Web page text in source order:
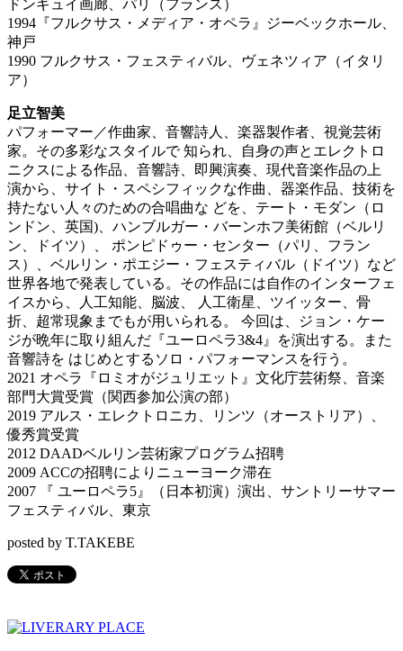
ドンギュイ画廊、パリ（フランス）
1994『フルクサス・メディア・オペラ』ジーベックホール、
神戸
1990 フルクサス・フェスティバル、ヴェネツィア（イタリ
ア）
足立智美
パフォーマー／作曲家、音響詩人、楽器製作者、視覚芸術
家。その多彩なスタイルで 知られ、自身の声とエレクトロ
ニクスによる作品、音響詩、即興演奏、現代音楽作品の上
演から、サイト・スペシフィックな作曲、器楽作品、技術を
持たない人々のための合唱曲な どを、テート・モダン（ロ
ンドン、英国)、ハンブルガー・バーンホフ美術館（ベルリ
ン、ドイツ）、 ポンピドゥー・センター（パリ、フラン
ス）、ベルリン・ポエジー・フェスティバル（ドイツ）など
世界各地で発表している。その作品には自作のインターフェ
イスから、人工知能、脳波、 人工衛星、ツイッター、骨
折、超常現象までもが用いられる。 今回は、ジョン・ケー
ジが晩年に取り組んだ『ユーロペラ3&4』を演出する。また
音響詩を はじめとするソロ・パフォーマンスを行う。
2021 オペラ『ロミオがジュリエット』文化庁芸術祭、音楽
部門大賞受賞（関西参加公演の部）
2019 アルス・エレクトロニカ、リンツ（オーストリア）、
優秀賞受賞
2012 DAADベルリン芸術家プログラム招聘
2009 ACCの招聘によりニューヨーク滞在
2007 『 ユーロペラ5』（日本初演）演出、サントリーサマー
フェスティバル、東京
posted by T.TAKEBE